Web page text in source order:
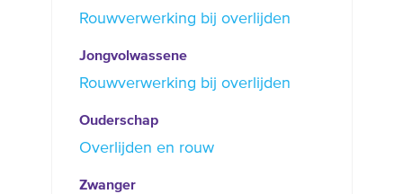
Rouwverwerking bij overlijden
Jongvolwassene
Rouwverwerking bij overlijden
Ouderschap
Overlijden en rouw
Zwanger